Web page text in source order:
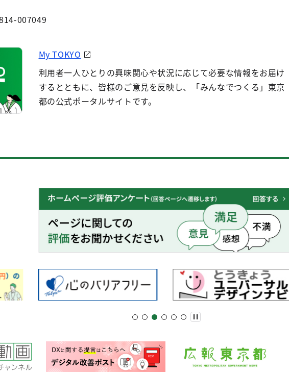
007049
My TOKYO
利用者一人ひとりの興味関心や状況に応じて必要な情報をお届け
するとともに、皆様のご意見を反映し、「みんなでつくる」東京
都の公式ポータルサイトです。